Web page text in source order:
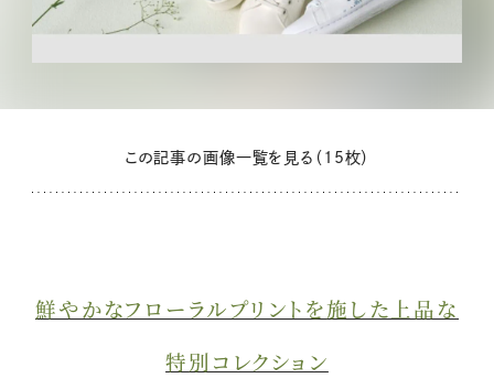
この記事の画像一覧を見る（15枚）
鮮やかなフローラルプリントを施した上品な
特別コレクション